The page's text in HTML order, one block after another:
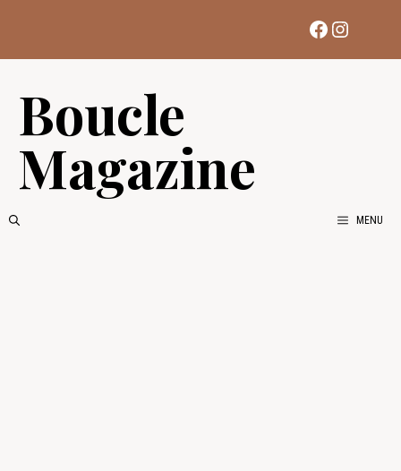
contenu
Facebook
Boucle
Magazine
MENU